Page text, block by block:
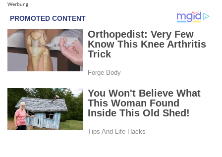
Werbung